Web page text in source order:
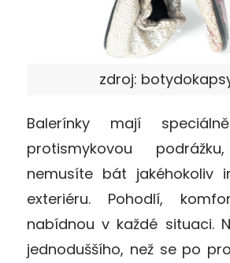
zdroj:
Balerínky mají
protismykovou
nemusíte bát jakéhokoliv
exteriéru. Pohodlí,
nabídnou v každé situaci.
jednoduššího, než se po